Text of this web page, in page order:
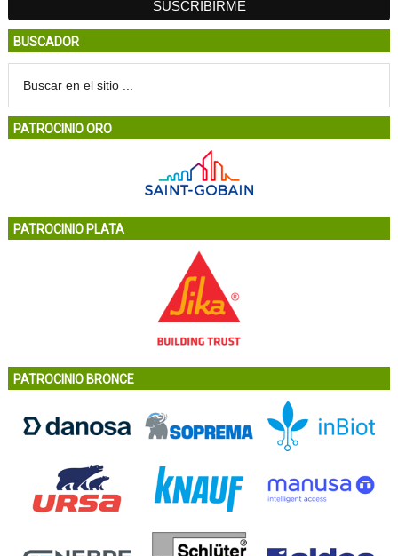
BUSCADOR
PATROCINIO ORO
PATROCINIO PLATA
PATROCINIO BRONCE